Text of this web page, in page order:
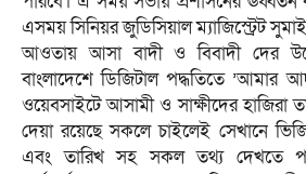
এসময় সিনিয়র জুডিসিয়াল ম্যাজিস্ট্রেট
আওতায় আসা বাদী ও বিবাদী দের
বাংলাদেশে ডিজিটাল পদ্ধতিতে ’আমার
ওয়েবসাইটে আসামী ও সাক্ষীদের হাজিরা
দেয়া রয়েছে সকলে চাইলেই সেখানে
এবং তারিখ সহ সকল তথ্য দেখতে